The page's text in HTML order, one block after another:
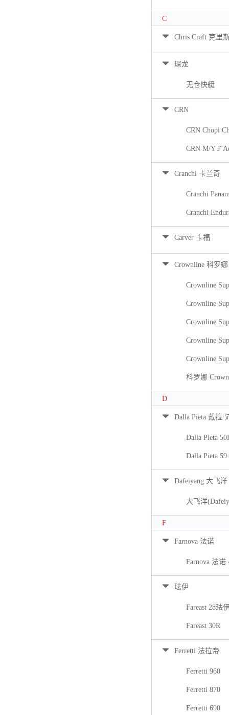
C
Chris Craft 克里
琛龙
无仓快艇
CRN
CRN Chopi
CRN M/Y
Cranchi 卡兰奇
Cranchi
Cranchi
Carver 卡福
Crownline 科罗娜
Crownline
Crownline
Crownline
Crownline
Crownline
科罗娜
D
Dalla Pieta 戴拉·
Dalla Pieta
Dalla Pieta 59
Dafeiyang 大飞洋
大飞洋
F
Farnova 法诺
Farnova 法诺
珐伊
Fareast 28珐
Fareast 30R
Ferretti 法拉帝
Ferretti 960
Ferretti 870
Ferretti 690